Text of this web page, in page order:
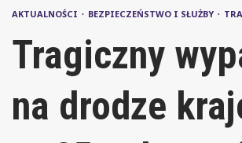
AKTUALNOŚCI BEZPIECZEŃSTWO I SŁUŻBY
Tragiczny
na drodze